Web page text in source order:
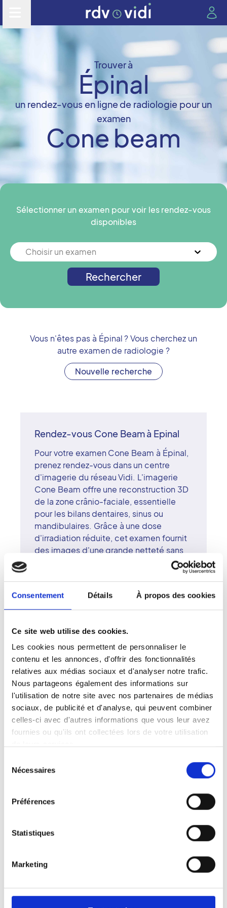
Consentement Détails À propos des cookies
Ce site web utilise des cookies.
Les cookies nous permettent de personnaliser le
contenu et les annonces, d'offrir des fonctionnalités
relatives aux médias sociaux et d'analyser notre trafic.
Nous partageons également des informations sur
l'utilisation de notre site avec nos partenaires de médias
sociaux, de publicité et d'analyse, qui peuvent combiner
celles-ci avec d'autres informations que vous leur avez
fournies ou qu'ils ont collectées lors de votre utilisation
Nécessaires
Préférences
Statistiques
Marketing
Trouver à
Épinal
un rendez-vous en ligne de radiologie pour un
examen
Cone beam
Sélectionner un examen pour voir les rendez-vous
disponibles
Choisir un examen
Rechercher
Vous n'êtes pas à Épinal? Vous cherchez un
autre examen de radiologie ?
Nouvelle recherche
Rendez-vous Cone Beam à Epinal
Pour votre examen Cone Beam à Épinal,
prenez rendez-vous dans un centre
d'imagerie du réseau Vidi. L'imagerie
Cone Beam offre une reconstruction 3D
de la zone crânio-faciale, essentielle
pour les bilans dentaires, sinus ou
mandibulaires. Grâce à une dose
d'irradiation réduite, cet examen fournit
des images d'une grande netteté sans
inconfort. Les radiologues surspécialisés
accompagnement humain à chaque
étape. Le réseau Vidi défend une
fondée sur l'excellence médicale. À
Épinal, innovation technologique et
bienveillance guident chaque
diagnostic.
Votre examen Scanner 3D (Cone
d'imagerie médicale tridimensionnelle
technologie de rayons X coniques qui
indolore et délivre une dose de
classique. Le patient est